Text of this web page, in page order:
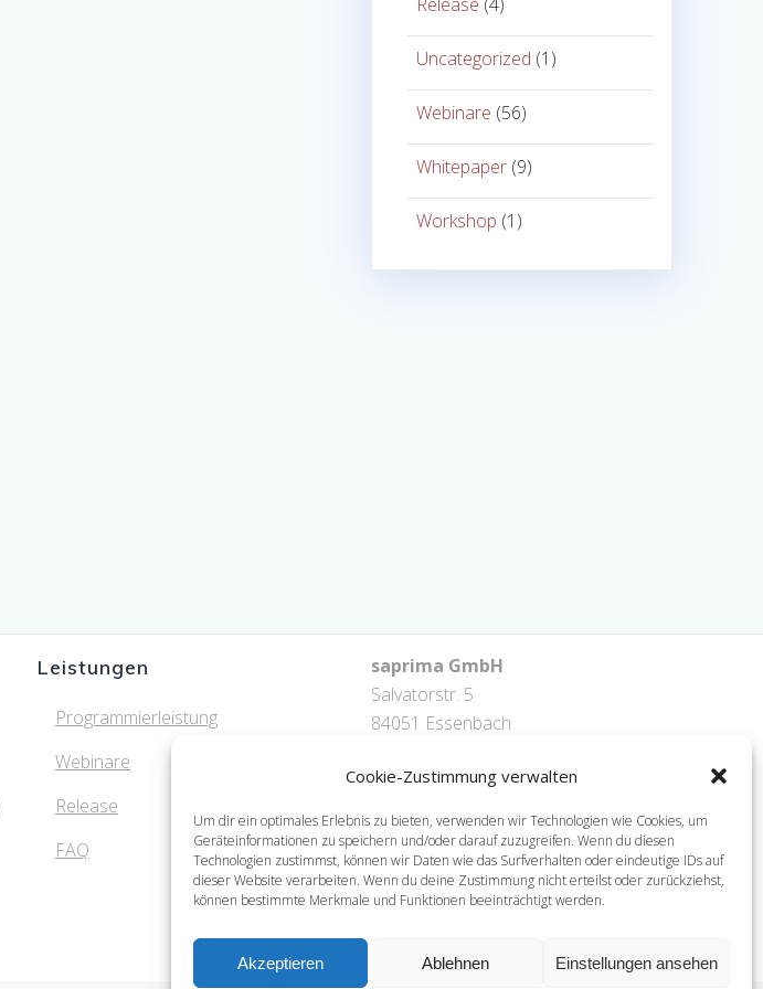
Cookie-Zustimmung verwalten
Um dir ein optimales Erlebnis zu bieten, verwenden wir Technologien wie Cookies, um
Geräteinformationen zu speichern und/oder darauf zuzugreifen. Wenn du diesen
Technologien zustimmst, können wir Daten wie das Surfverhalten oder eindeutige IDs auf
dieser Website verarbeiten. Wenn du deine Zustimmung nicht erteilst oder zurückziehst,
können bestimmte Merkmale und Funktionen beeinträchtigt werden.
Akzeptieren Ablehnen Einstellungen ansehen
Release (4)
Uncategorized (1)
Webinare (56)
Whitepaper (9)
Workshop (1)
Leistungen
Programmierleistung
Webinare
Release
FAQ
saprima GmbH
Salvatorstr. 5
84051 Essenbach
mail: info@saprima.de